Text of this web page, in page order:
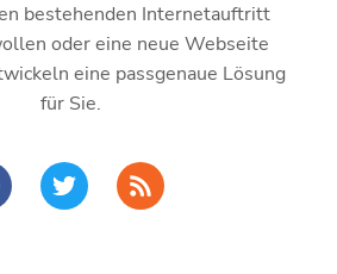
bestehenden Internetauftritt
oder eine neue Webseite
eine passgenaue Lösung
für Sie.
T
w
i
R
s
s